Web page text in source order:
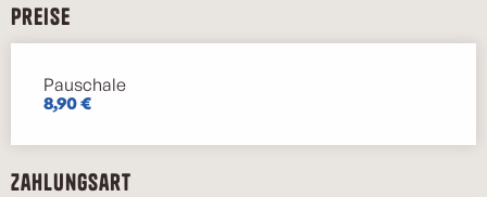
Preise
Preise 2026
Pauschale
8,90 €
Zahlungsart